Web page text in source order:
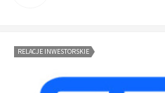
RELACJE INWESTORSKIE